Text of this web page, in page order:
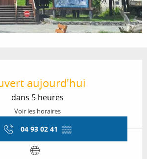
aujourd'hui
dans 5 heures
Voir les horaires
04 93 02 41 ▒▒